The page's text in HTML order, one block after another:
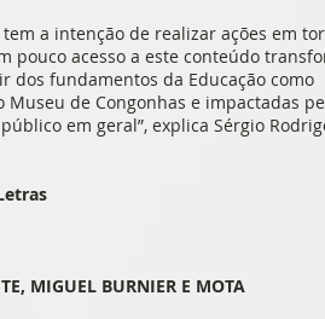
a intenção de realizar ações em
pouco acesso a este conteúdo
dos fundamentos da Educação como
de Congonhas e impactadas
em geral”, explica Sérgio
MIGUEL BURNIER E MOTA